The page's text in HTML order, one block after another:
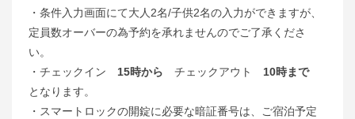
・条件入力画面にて大人2名/子供2名の入力ができますが、
定員数オーバーの為予約を承れませんのでご了承くださ
い。
・チェックイン 15時から チェックアウト 10時まで
となります。
・スマートロックの開錠に必要な暗証番号は、ご宿泊予定